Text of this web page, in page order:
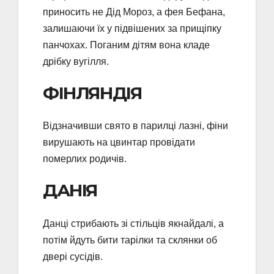
приносить не Дід Мороз, а фея Бефана,
залишаючи їх у підвішених за прищіпку
панчохах. Поганим дітям вона кладе
дрібку вугілля.
ФІНЛЯНДІЯ
Відзначивши свято в парилці лазні, фіни
вирушають на цвинтар провідати
померлих родичів.
ДАНІЯ
Данці стрибають зі стільців якнайдалі, а
потім йдуть бити тарілки та склянки об
двері сусідів.